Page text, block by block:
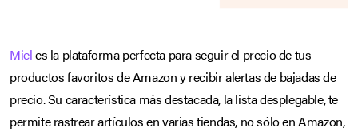
Mieles la plataforma perfecta para seguir el precio de tus
productos favoritos de Amazon y recibir alertas de bajadas de
precio. Su característica más destacada, la lista desplegable, te
permite rastrear artículos en varias tiendas, no sólo en Amazon,